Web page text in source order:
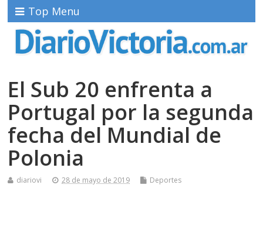
Top Menu
El Sub 20 enfrenta a
Portugal por la segunda
fecha del Mundial de
Polonia
diariovi 28 de mayo de 2019 Deportes